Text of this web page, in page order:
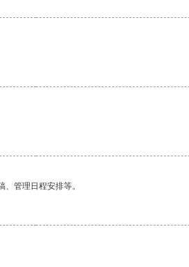
管理日程安排等。